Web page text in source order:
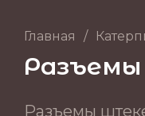
Главная /
Разъемы